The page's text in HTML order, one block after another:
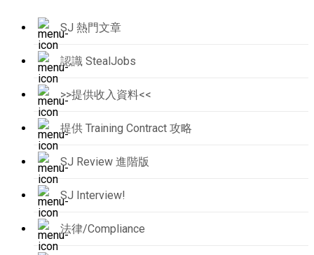
SJ 熱門文章
認識 StealJobs
>>提供收入資料<<
提供 Training Contract 攻略
SJ Review 進階版
SJ Interview!
法律/Compliance